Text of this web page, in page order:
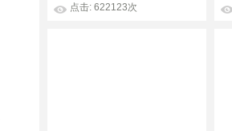
点击: 622123次